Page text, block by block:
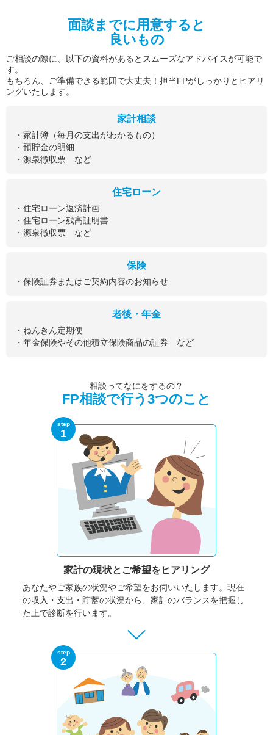
面談までに用意すると
良いもの
ご相談の際に、以下の資料があるとスムーズなアドバイスが可能で
す。
もちろん、ご準備できる範囲で大丈夫！担当FPがしっかりとヒアリ
ングいたします。
家計相談
・家計簿（毎月の支出がわかるもの）
・預貯金の明細
・源泉徴収票 など
住宅ローン
・住宅ローン返済計画
・住宅ローン残高証明書
・源泉徴収票 など
保険
・保険証券またはご契約内容のお知らせ
老後・年金
・ねんきん定期便
・年金保険やその他積立保険商品の証券 など
相談ってなにをするの？
FP相談で行う3つのこと
step
1
家計の現状と ご希望をヒアリング
あなたやご家族の状況やご希望をお伺いいたします。 現在
の収入・支出・貯蓄の状況から、家計のバランスを把握し
た上で診断を行います。
step
2